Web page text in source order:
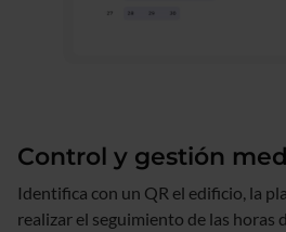
Control y gestión
Identifica con un QR el edificio, la
realizar el seguimiento de las horas